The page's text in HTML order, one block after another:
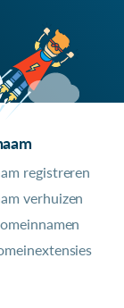
registreren
verhuizen